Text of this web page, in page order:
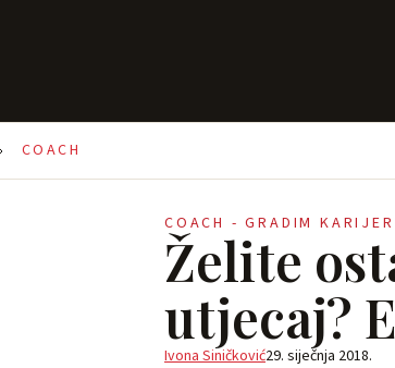
COACH
COACH - GRADIM
Želite
utjecaj?
Ivona Siničković29. siječnja 2018.